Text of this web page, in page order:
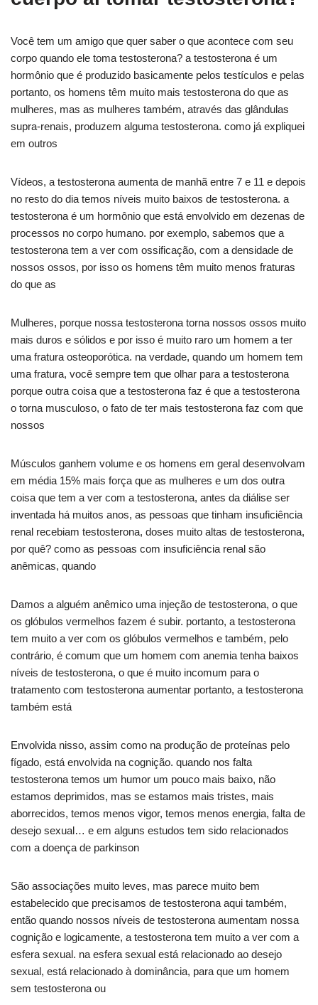
Você tem um amigo que quer saber o que acontece com seu
corpo quando ele toma testosterona? a testosterona é um
hormônio que é produzido basicamente pelos testículos e pelas
portanto, os homens têm muito mais testosterona do que as
mulheres, mas as mulheres também, através das glândulas
supra-renais, produzem alguma testosterona. como já expliquei
em outros
Vídeos, a testosterona aumenta de manhã entre 7 e 11 e depois
no resto do dia temos níveis muito baixos de testosterona. a
testosterona é um hormônio que está envolvido em dezenas de
processos no corpo humano. por exemplo, sabemos que a
testosterona tem a ver com ossificação, com a densidade de
nossos ossos, por isso os homens têm muito menos fraturas
do que as
Mulheres, porque nossa testosterona torna nossos ossos muito
mais duros e sólidos e por isso é muito raro um homem a ter
uma fratura osteoporótica. na verdade, quando um homem tem
uma fratura, você sempre tem que olhar para a testosterona
porque outra coisa que a testosterona faz é que a testosterona
o torna musculoso, o fato de ter mais testosterona faz com que
nossos
Músculos ganhem volume e os homens em geral desenvolvam
em média 15% mais força que as mulheres e um dos outra
coisa que tem a ver com a testosterona, antes da diálise ser
inventada há muitos anos, as pessoas que tinham insuficiência
renal recebiam testosterona, doses muito altas de testosterona,
por quê? como as pessoas com insuficiência renal são
anêmicas, quando
Damos a alguém anêmico uma injeção de testosterona, o que
os glóbulos vermelhos fazem é subir. portanto, a testosterona
tem muito a ver com os glóbulos vermelhos e também, pelo
contrário, é comum que um homem com anemia tenha baixos
níveis de testosterona, o que é muito incomum para o
tratamento com testosterona aumentar portanto, a testosterona
também está
Envolvida nisso, assim como na produção de proteínas pelo
fígado, está envolvida na cognição. quando nos falta
testosterona temos um humor um pouco mais baixo, não
estamos deprimidos, mas se estamos mais tristes, mais
aborrecidos, temos menos vigor, temos menos energia, falta de
desejo sexual… e em alguns estudos tem sido relacionados
com a doença de parkinson
São associações muito leves, mas parece muito bem
estabelecido que precisamos de testosterona aqui também,
então quando nossos níveis de testosterona aumentam nossa
cognição e logicamente, a testosterona tem muito a ver com a
esfera sexual. na esfera sexual está relacionado ao desejo
sexual, está relacionado à dominância, para que um homem
sem testosterona ou